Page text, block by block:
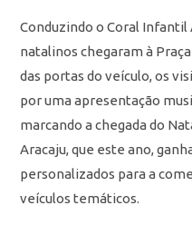
Conduzindo o Coral Infantil
natalinos chegaram à
das portas do veículo, os
por uma apresentação
marcando a chegada do
Aracaju, que este ano,
personalizados para a
veículos temáticos.